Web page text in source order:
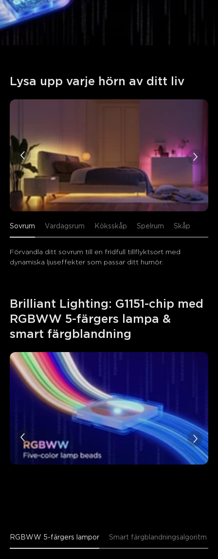
Lysa upp varje hörn av ditt liv
Sovrum Vardagsrum Köksskåp Spelrum Skåp
Förvandla ditt sovrum till en fridfull tillflyktsort med
dynamiska ljuseffekter som passar ditt humör.
Brilliant Lighting: G1151-chip med
RGBWW 5-färgers lampa &
smart färgblandning
RGBWW 5-färgers lampor Smart färgblandningsalgoritm